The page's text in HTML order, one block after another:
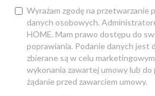
Wyrażam zgodę na przetwarzanie
danych osobowych.
HOME. Mam prawo dostępu do
poprawiania. Podanie danych jest
zbierane są w celu
wykonania zawartej umowy lub do
żądanie przed zawarciem umowy.